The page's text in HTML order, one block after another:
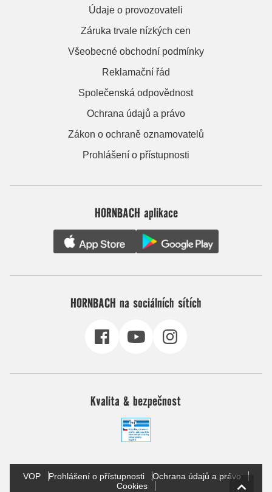
Údaje o provozovateli
Záruka trvale nízkých cen
Všeobecné obchodní podmínky
Reklamační řád
Společenská odpovědnost
Ochrana údajů a právo
Zákon o ochraně oznamovatelů
Prohlášení o přístupnosti
HORNBACH aplikace
HORNBACH na sociálních sítích
Kvalita & bezpečnost
VOP Prohlášení o přístupnosti
Ochrana údajů a právo
Cookies